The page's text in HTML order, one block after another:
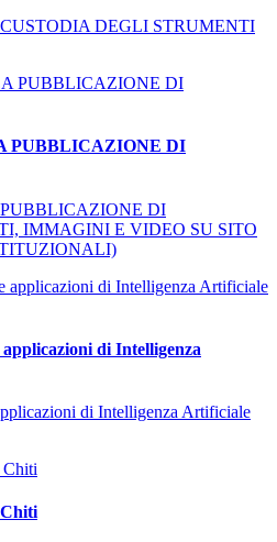
DEGLI STRUMENTI
PUBBLICAZIONE DI
DI
IMMAGINI E VIDEO SU SITO
applicazioni di Intelligenza
di Intelligenza Artificiale